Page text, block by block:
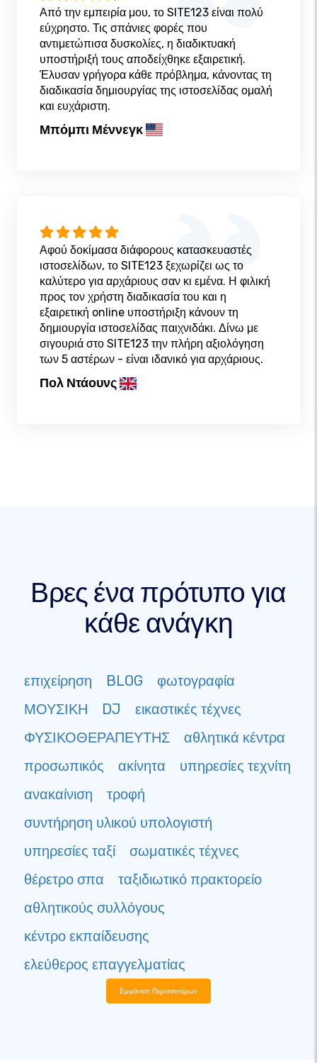
Από την εμπειρία μου, το SITE123 είναι πολύ
εύχρηστο. Τις σπάνιες φορές που
αντιμετώπισα δυσκολίες, η διαδικτυακή
υποστήριξή τους αποδείχθηκε εξαιρετική.
Έλυσαν γρήγορα κάθε πρόβλημα, κάνοντας τη
διαδικασία δημιουργίας της ιστοσελίδας ομαλή
και ευχάριστη.
Μπόμπι Μέννεγκ
Αφού δοκίμασα διάφορους κατασκευαστές
ιστοσελίδων, το SITE123 ξεχωρίζει ως το
καλύτερο για αρχάριους σαν κι εμένα. Η φιλική
προς τον χρήστη διαδικασία του και η
εξαιρετική online υποστήριξη κάνουν τη
δημιουργία ιστοσελίδας παιχνιδάκι. Δίνω με
σιγουριά στο SITE123 την πλήρη αξιολόγηση
των 5 αστέρων - είναι ιδανικό για αρχάριους.
Πολ Ντάουνς
Βρες ένα πρότυπο για
κάθε ανάγκη
επιχείρηση BLOG
φωτογραφία
ΜΟΥΣΙΚΗ
DJ
εικαστικές τέχνες
ΦΥΣΙΚΟΘΕΡΑΠΕΥΤΗΣ
αθλητικά κέντρα
προσωπικός
ακίνητα
υπηρεσίες τεχνίτη
ανακαίνιση
τροφή
συντήρηση υλικού υπολογιστή
υπηρεσίες ταξί
σωματικές τέχνες
θέρετρο σπα
ταξιδιωτικό πρακτορείο
αθλητικούς συλλόγους
κέντρο εκπαίδευσης
ελεύθερος επαγγελματίας
Εμφάνιση Περισσοτέρων